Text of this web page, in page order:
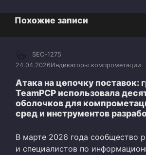
Похожие записи
SEC-1275
24.04.2026Индикаторы компрометации
Атака на цепочку поставок:
TeamPCP использовала
оболочков для
сред и инструментов
В марте 2026 года сообщество
и специалистов по